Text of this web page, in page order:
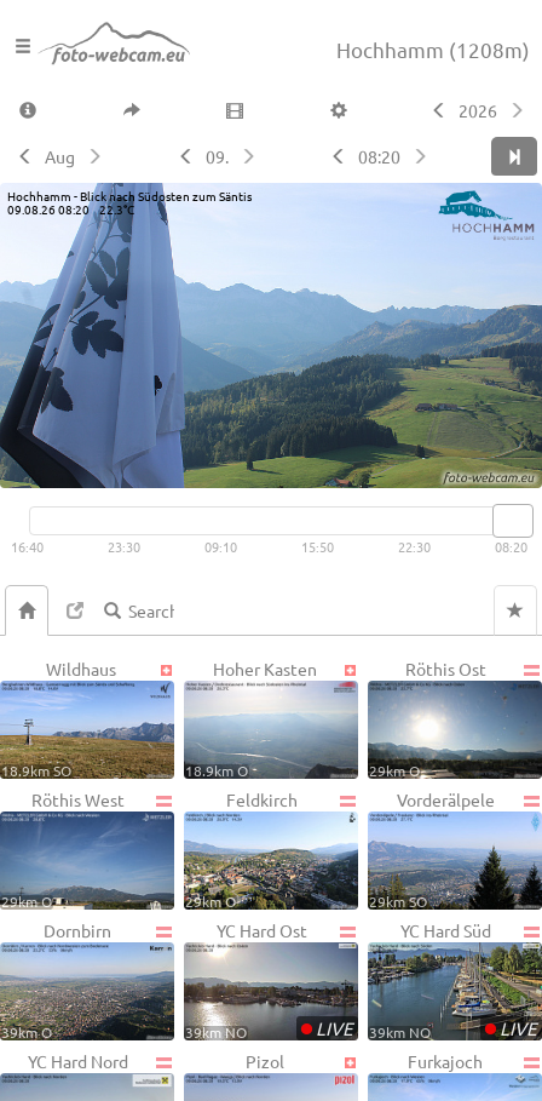
Hochhamm (1208m)
2026
Aug 09. 08:20
Hochhamm - Blick nach Südosten zum Säntis
09.08.26 08:20 22.3°C
Live video available → View
16:40 23:30 09:10 15:50 22:30 08:20
Wildhaus
18.9km SO
Hoher Kasten
18.9km O
Röthis Ost
29km O
Röthis West
29km O
Feldkirch
29km O
Vorderälpele
29km SO
Dornbirn
39km O
YC Hard Ost
•LIVE
39km NO
YC Hard Süd
•LIVE
39km NO
YC Hard Nord Pizol Furkajoch